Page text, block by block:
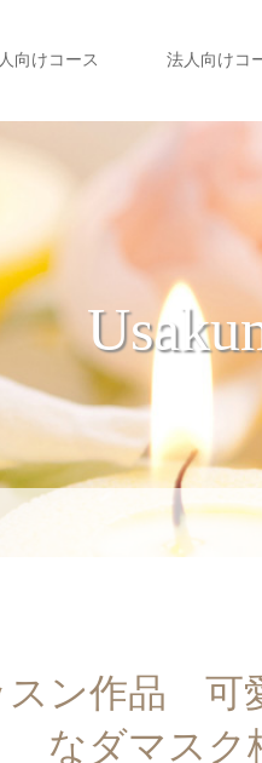
向けコース 法人向けコ
ン作品 可
なダマスク